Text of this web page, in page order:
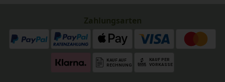
Zahlungsarten